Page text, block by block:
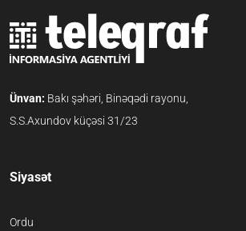
Ünvan: Bakı şəhəri, Binəqədi rayonu,
S.S.Axundov küçəsi 31/23
Siyasət
Ordu